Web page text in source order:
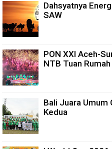
Dahsyatnya
SAW
PON XXI Aceh-
NTB Tuan
Bali Juara
Kedua